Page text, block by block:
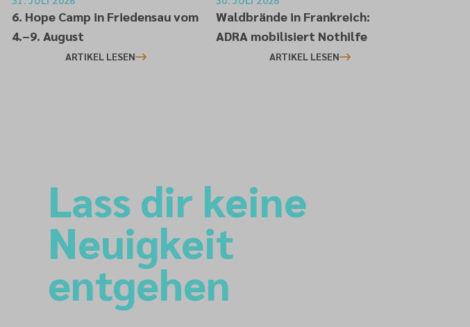
6. Hope Camp in Friedensau vom
4.–9. August
ARTIKEL LESEN
Waldbrände in Frankreich:
ADRA mobilisiert Nothilfe
ARTIKEL LESEN
Lass dir keine
Neuigkeit
entgehen
Newsletter-Anmeldung